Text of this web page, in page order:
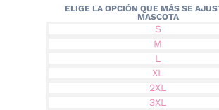
S
M
L
XL
2XL
3XL